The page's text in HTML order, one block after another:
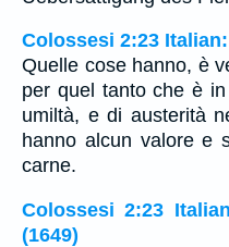
Colossesi 2:23
Quelle cose hanno, è
per quel tanto che è
umiltà, e di austerità
hanno alcun valore e
carne.
Colossesi 2:23
(1649)